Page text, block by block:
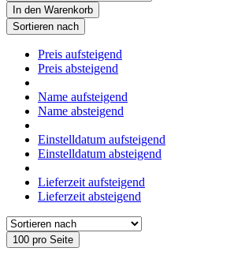
In den Warenkorb
Sortieren nach
Preis aufsteigend
Preis absteigend
Name aufsteigend
Name absteigend
Einstelldatum aufsteigend
Einstelldatum absteigend
Lieferzeit aufsteigend
Lieferzeit absteigend
100 pro Seite